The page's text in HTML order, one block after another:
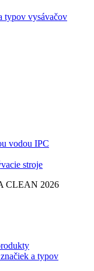
typov vysávačov
vodou IPC
stroje
CLEAN 2026